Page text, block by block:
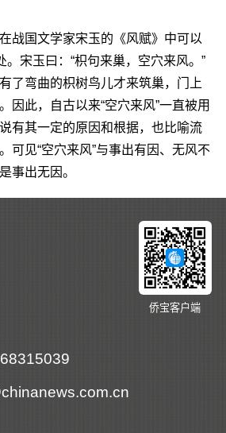
国文学家宋玉的《风赋》中可以
。宋玉曰：“枳句来巢，空穴来风。”
了弯曲的枳树鸟儿才来筑巢，门上
因此，自古以来“空穴来风”一直被用
有其一定的原因和根据，也比喻流
可见“空穴来风”与事出有因、无风不
事出无因。
侨宝客户端